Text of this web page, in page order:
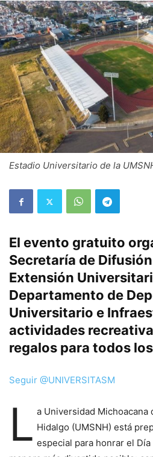
Estadio Universitario de la
El evento gratuito
Secretaría de
Extensión
Departamento de
Universitario e
actividades
regalos para todos
Seguir @UNIVERSITASM
L a Universidad Michoacana
Hidalgo (UMSNH) está
especial para honrar el